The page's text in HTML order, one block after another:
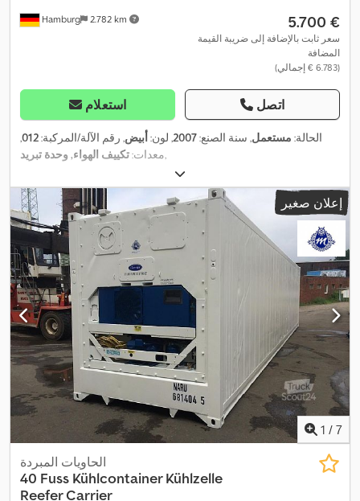
Hamburg 2.782 km ‏5.700 €
سعر ثابت بالإضافة إلى ضريبة القيمة
المضافة
(‏6.783 € إجمالي)
استعلام اتصل
الحالة: مستعمل, سنة الصنع:2007, لون:أبيض, رقم الآلة/المركبة:012
,
معدات:تكييف الهواء, وحدة تبريد ,
إعلان صغير
1 / 7
الحاويات المبردة
40 Fuss Kühlcontainer Kühlzelle
Reefer Carrier